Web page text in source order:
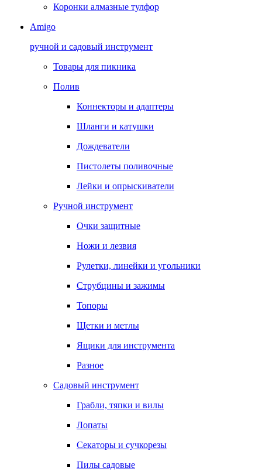
Коронки алмазные тулфор
Amigo
ручной и садовый инструмент
Товары для пикника
Полив
Коннекторы и адаптеры
Шланги и катушки
Дождеватели
Пистолеты поливочные
Лейки и опрыскиватели
Ручной инструмент
Очки защитные
Ножи и лезвия
Рулетки, линейки и угольники
Струбцины и зажимы
Топоры
Щетки и метлы
Ящики для инструмента
Разное
Садовый инструмент
Грабли, тяпки и вилы
Лопаты
Секаторы и сучкорезы
Пилы садовые